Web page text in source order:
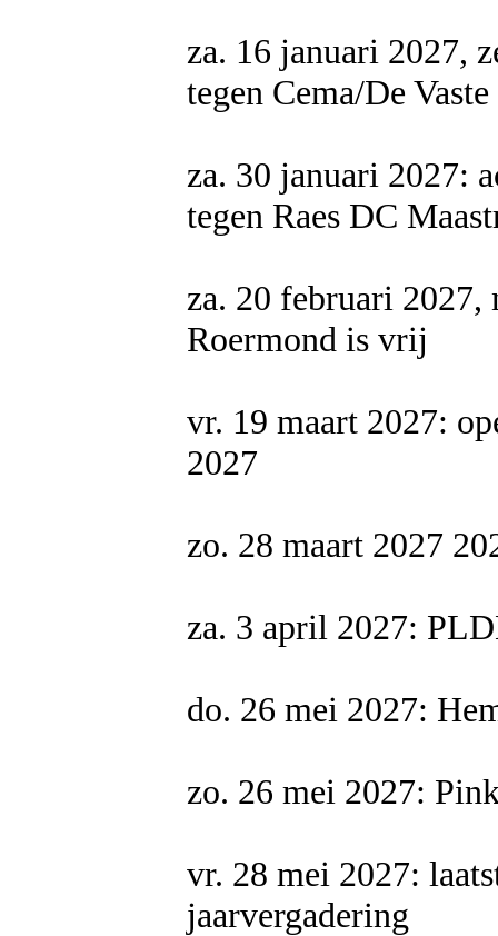
za. 16 januari 2027,
tegen Cema/De
za. 30 januari 2027:
tegen Raes DC
za. 20 februari
Roermond is vrij
vr. 19 maart 2027:
2027
zo. 28 maart 2027
za. 3 april 2027:
do. 26 mei 2027:
zo. 26 mei 2027:
vr. 28 mei 2027:
jaarvergadering